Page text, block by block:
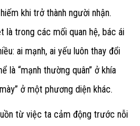
khi trở thành người nhận.
là trong các mối quan hệ, bác ái
ai mạnh, ai yếu luôn thay đổi
là “mạnh thường quân” ở khía
ở một phương diện khác.
từ việc ta cảm động trước nỗi